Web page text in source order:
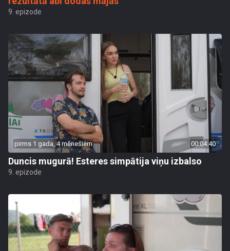
9. epizode
pirms 1 gada, 4 mēnešiem 00:04:40
Duncis mugurā! Esteres simpātija viņu izbalso
9. epizode